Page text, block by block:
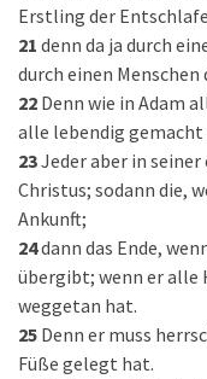
Erstling der
21 denn da ja durch
durch einen
22 Denn wie in Adam
alle lebendig gemacht
23Jeder aber in
Christus; sodann die,
Ankunft;
24dann das Ende,
übergibt; wenn er alle
weggetan hat.
25 Denn er muss
Füße gelegt hat.